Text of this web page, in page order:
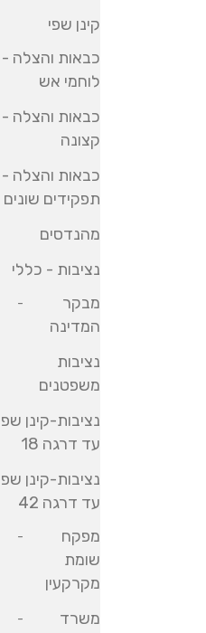
קינן שפי
כבאות והצלה -
לוחמי אש
כבאות והצלה -
קצונה
כבאות והצלה -
תפקידים שונים
מהנדסים
נציבות - כללי
מבקר
המדינה
נציבות
משפטנים
נציבות-קינן
עד דרגה 18
נציבות-קינן
עד דרגה 42
מפקח
שומת
מקרקעין
משרד